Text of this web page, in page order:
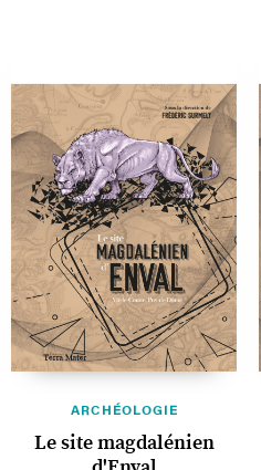
ARCHÉOLOGIE
Le site magdalénien